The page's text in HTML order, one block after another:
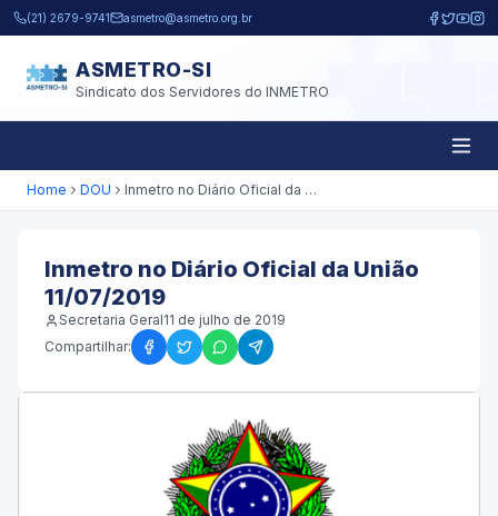
Pular para o conteúdo principal
(21) 2679-9741 asmetro@asmetro.org.br
ASMETRO-SI
Sindicato dos Servidores do INMETRO
Home DOU Inmetro no Diário Oficial da União 11/07/2019
Inmetro no Diário Oficial da União
11/07/2019
Secretaria Geral11 de julho de 2019
Compartilhar: